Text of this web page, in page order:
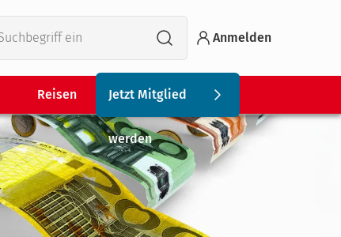
Anmelden
Reisen Jetzt Mitglied
werden